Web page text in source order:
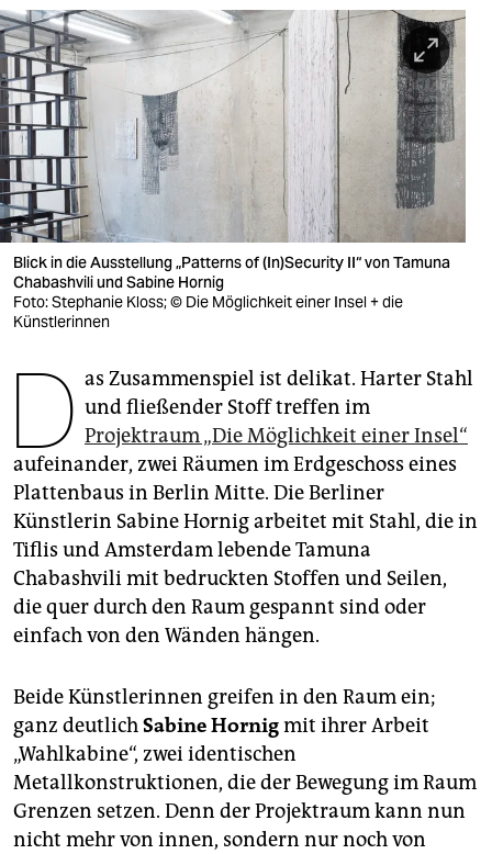
wahrheit
verlag
verlag
veranstaltungen
shop
fragen & hilfe
unterstützen
genossenschaft
epaper login
Blick in die Ausstellung „Patterns of (In)Security II“ von Tamuna
Chabashvili und Sabine Hornig
Foto: Stephanie Kloss; © Die Möglichkeit einer Insel + die
Künstlerinnen
D as Zusammenspiel ist delikat. Harter Stahl
und fließender Stoff treffen im
Projektraum „Die Möglichkeit einer Insel“
aufeinander, zwei Räumen im Erdgeschoss eines
Plattenbaus in Berlin Mitte. Die Berliner
Künstlerin Sabine Hornig arbeitet mit Stahl, die in
Tiflis und Amsterdam lebende Tamuna
Chabashvili mit bedruckten Stoffen und Seilen,
die quer durch den Raum gespannt sind oder
einfach von den Wänden hängen.
Beide Künstlerinnen greifen in den Raum ein;
ganz deutlichSabine Hornigmit ihrer Arbeit
„Wahlkabine“, zwei identischen
Metallkonstruktionen, die der Bewegung im Raum
Grenzen setzen. Denn der Projektraum kann nun
nicht mehr von innen, sondern nur noch von